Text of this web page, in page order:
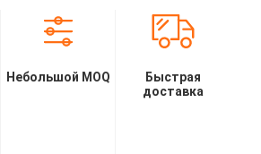
Небольшой MOQ
Быстрая
доставка